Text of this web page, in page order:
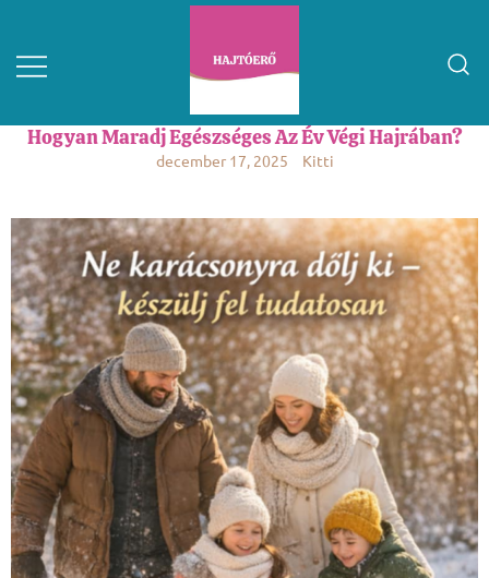
Hogyan Maradj Egészséges Az Év Végi Hajrában?
december 17, 2025 Kitti